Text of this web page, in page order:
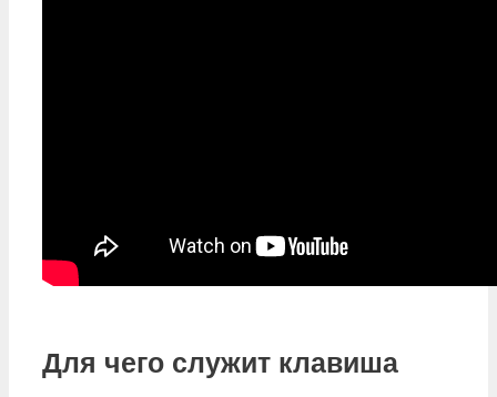
Для чего служит клавиша